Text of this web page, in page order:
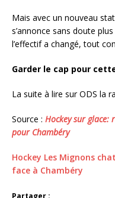
Mais avec un nouveau
s’annonce sans doute
l’effectif a changé, tout
Garder le cap pour
La suite à lire sur ODS la
Source : Hockey sur glace:
pour Chambéry
Hockey Les Mignons
face à Chambéry
Partager :